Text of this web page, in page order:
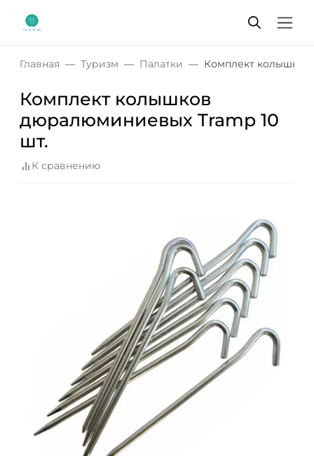
Главная Туризм Палатки Комплект
Комплект колышков
дюралюминиевых Tramp 10
шт.
К сравнению